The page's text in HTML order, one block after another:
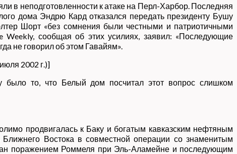
в неподготовленности к атаке на Перл-Харбор. Последняя
дома Эндрю Кард отказался передать президенту Бушу
Шорт «без сомнения были честными и патриотичными
сообщая об этих усилиях, заявил: «Последующие
не говорил об этом Гавайям».
2002 г.)]
то, что Белый дом посчитал этот вопрос слишком
продвигалась к Баку и богатым кавказским нефтяным
Востока в совместной операции со знаменитым
поражением Роммеля при Эль-Аламейне и последующим